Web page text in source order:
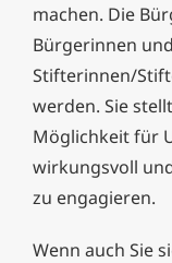
machen. Die
Bürgerinnen
Stifterinnen/
werden. Sie
Möglichkeit für
wirkungsvoll
zu engagieren.
Wenn auch Sie